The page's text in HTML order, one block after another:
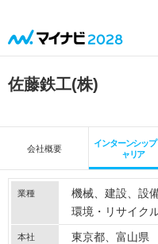
佐藤鉄工(株)
会社概要
インターンシッ
ャリア
業種 機械 建設 設
環境・リサイク
本社 東京都、富山県